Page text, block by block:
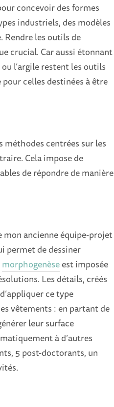
concevoir des formes
industriels, des modèles
les outils de
crucial. Car aussi étonnant
l’argile restent les outils
celles destinées à être
méthodes centrées sur les
Cela impose de
de répondre de manière
mon ancienne équipe-projet
permet de dessiner
morphogenèseest imposée
Les détails, créés
ce type
vêtements : en partant de
leur surface
à d’autres
5 post-doctorants, un